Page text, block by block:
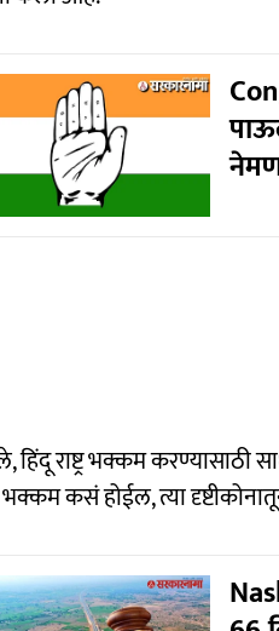
हिंदू राष्ट्र भक्कम करण्यासाठी
कसं होईल, त्या